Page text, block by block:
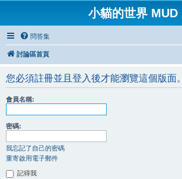
小貓的世界 MUD
問答集
討論區首頁
您必須註冊並且登入後才能瀏覽這個版面。
會員名稱:
密碼:
我忘記了自己的密碼
重寄啟用電子郵件
記得我